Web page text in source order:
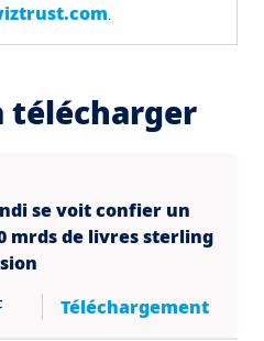
.
télécharger
se voit confier un
mrds de livres sterling
Téléchargement